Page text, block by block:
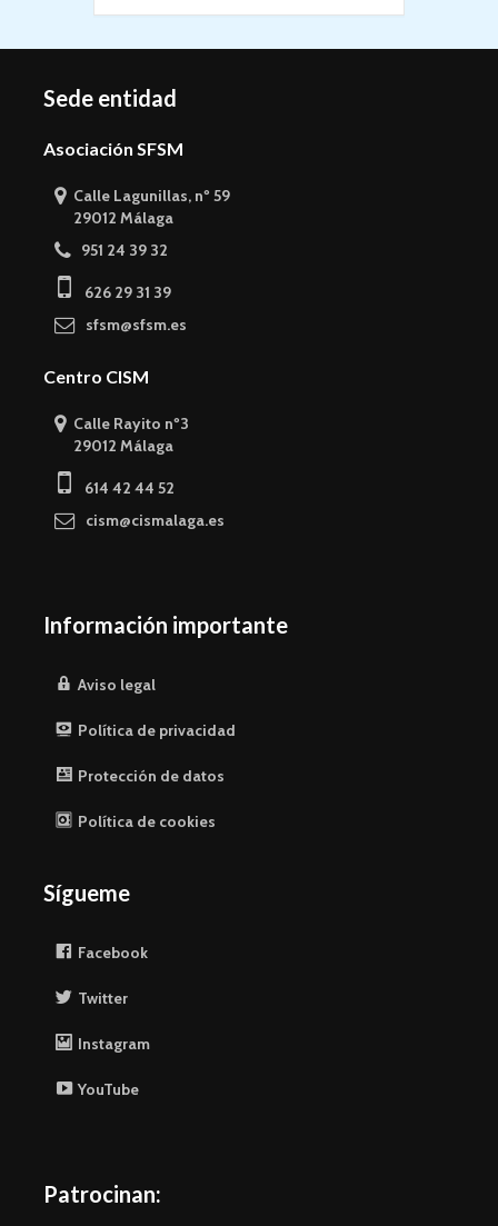
Sede entidad
Asociación SFSM
Calle Lagunillas, nº 59
29012 Málaga
951 24 39 32
626 29 31 39
sfsm@sfsm.es
Centro CISM
Calle Rayito nº3
29012 Málaga
614 42 44 52
cism@cismalaga.es
Información importante
Aviso legal
Política de privacidad
Protección de datos
Política de cookies
Sígueme
Facebook
Twitter
Instagram
YouTube
Patrocinan: